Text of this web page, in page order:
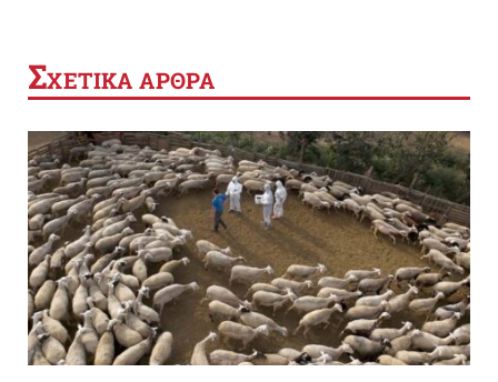
ΣΧΕΤΙΚΑ ΑΡΘΡΑ